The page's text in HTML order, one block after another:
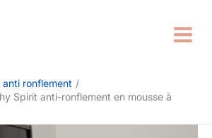
anti ronflement
Spirit anti-ronflement en mousse à